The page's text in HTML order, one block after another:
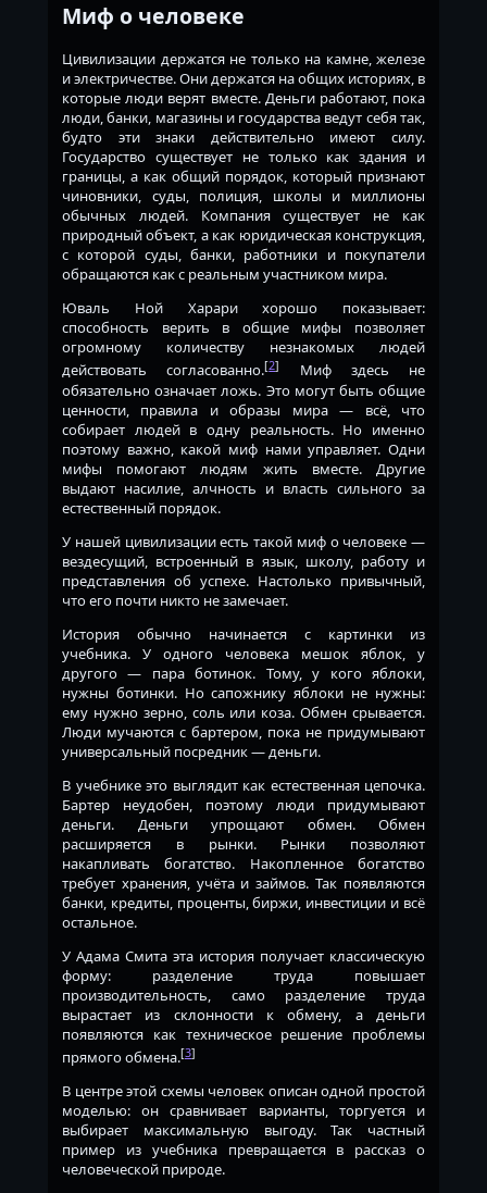
Миф о человеке
Цивилизации держатся не только на камне, железе
и электричестве. Они держатся на общих историях, в
которые люди верят вместе. Деньги работают, пока
люди, банки, магазины и государства ведут себя так,
будто эти знаки действительно имеют силу.
Государство существует не только как здания и
границы, а как общий порядок, который признают
чиновники, суды, полиция, школы и миллионы
обычных людей. Компания существует не как
природный объект, а как юридическая конструкция,
с которой суды, банки, работники и покупатели
обращаются как с реальным участником мира.
Юваль Ной Харари хорошо показывает:
способность верить в общие мифы позволяет
огромному количеству незнакомых людей
действовать согласованно.[2]
Миф здесь не
обязательно означает ложь. Это могут быть общие
ценности, правила и образы мира — всё, что
собирает людей в одну реальность. Но именно
поэтому важно, какой миф нами управляет. Одни
мифы помогают людям жить вместе. Другие
выдают насилие, алчность и власть сильного за
естественный порядок.
У нашей цивилизации есть такой миф о человеке —
вездесущий, встроенный в язык, школу, работу и
представления об успехе. Настолько привычный,
что его почти никто не замечает.
История обычно начинается с картинки из
учебника. У одного человека мешок яблок, у
другого — пара ботинок. Тому, у кого яблоки,
нужны ботинки. Но сапожнику яблоки не нужны:
ему нужно зерно, соль или коза. Обмен срывается.
Люди мучаются с бартером, пока не придумывают
универсальный посредник — деньги.
В учебнике это выглядит как естественная цепочка.
Бартер неудобен, поэтому люди придумывают
деньги. Деньги упрощают обмен. Обмен
расширяется в рынки. Рынки позволяют
накапливать богатство. Накопленное богатство
требует хранения, учёта и займов. Так появляются
банки, кредиты, проценты, биржи, инвестиции и всё
остальное.
У Адама Смита эта история получает классическую
форму: разделение труда повышает
производительность, само разделение труда
вырастает из склонности к обмену, а деньги
появляются как техническое решение проблемы
прямого обмена.[3]
В центре этой схемы человек описан одной простой
моделью: он сравнивает варианты, торгуется и
выбирает максимальную выгоду. Так частный
пример из учебника превращается в рассказ о
человеческой природе.